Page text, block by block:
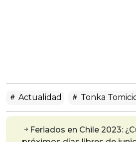
Actualidad Tonka
Feriados en Chile 2023: